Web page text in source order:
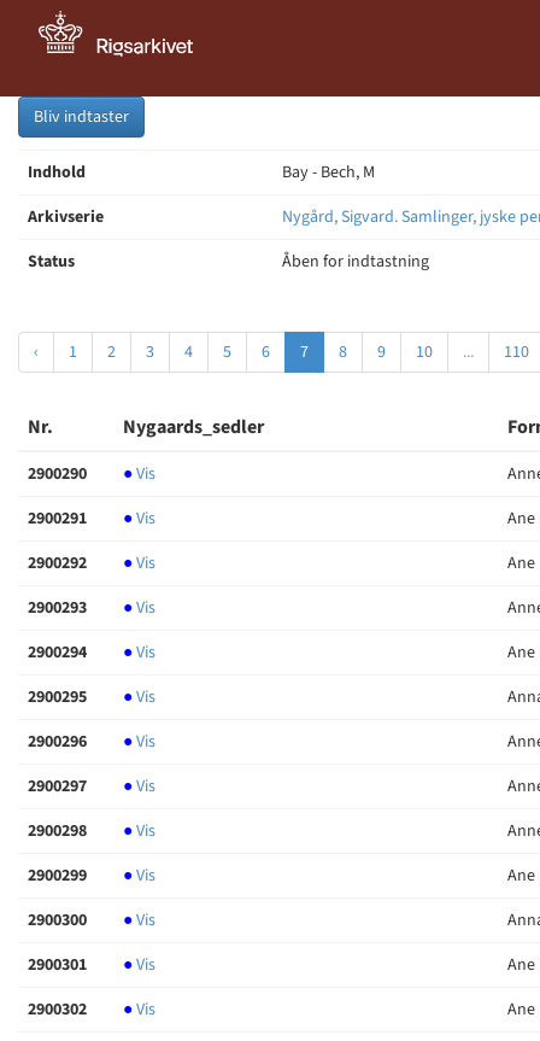
Bliv indtaster
Indhold
Bay - Bech, M
Arkivserie
Nygård, Sigvard. Samlinger, jyske
Status
Åben for indtastning
‹ 1 2 3 4 5 6 7 8 9 10 ... 110
Nr. Nygaards_sedler
2900290 ●Vis
2900291
●Vis
Ane
2900292
●Vis
Ane
2900293
●Vis
2900294
●Vis
Ane
2900295
●Vis
2900296
●Vis
2900297
●Vis
2900298
●Vis
2900299
●Vis
Ane
2900300
●Vis
2900301
●Vis
Ane
2900302
●Vis
Ane